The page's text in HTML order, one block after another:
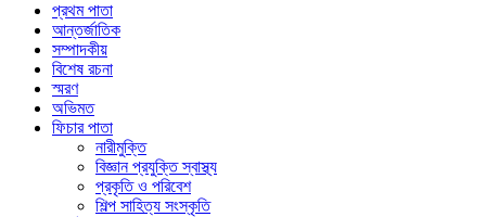
প্রথম পাতা
আন্তর্জাতিক
সম্পাদকীয়
বিশেষ রচনা
স্মরণ
অভিমত
ফিচার পাতা
নারীমুক্তি
বিজ্ঞান প্রযুক্তি স্বাস্থ্য
প্রকৃতি ও পরিবেশ
শিল্প সাহিত্য সংস্কৃতি